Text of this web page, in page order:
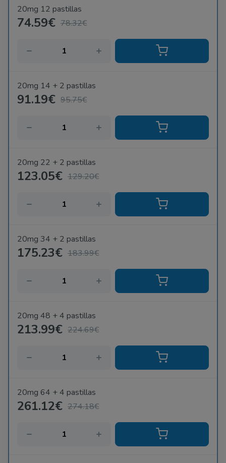
20mg 12 pastillas
74.59€ 78.32€
20mg 14 + 2 pastillas
91.19€ 95.75€
20mg 22 + 2 pastillas
123.05€ 129.20€
20mg 34 + 2 pastillas
175.23€ 183.99€
20mg 48 + 4 pastillas
213.99€ 224.69€
20mg 64 + 4 pastillas
261.12€ 274.18€